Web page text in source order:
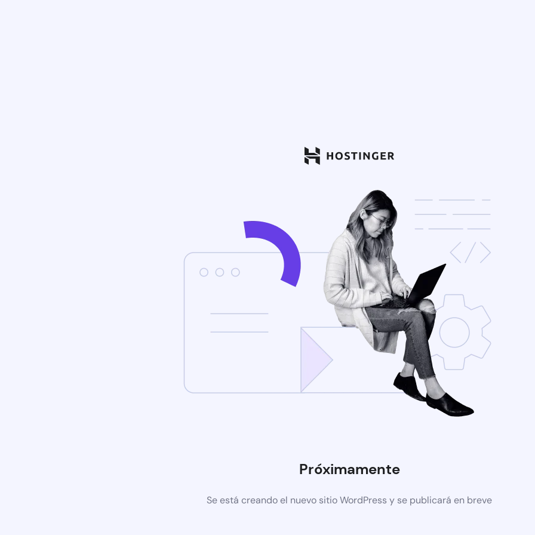
Próximamente
Se está creando el nuevo sitio WordPress y se publicará en breve